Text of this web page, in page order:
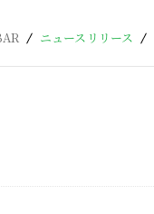
ニュースリリース